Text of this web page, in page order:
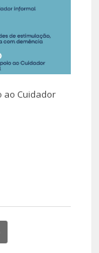
ao Cuidador